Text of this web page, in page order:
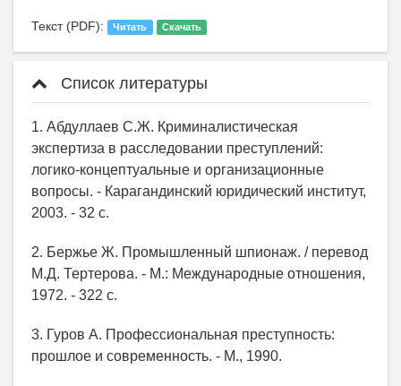
Текст (PDF): Читать Скачать
Список литературы
1. Абдуллаев С.Ж. Криминалистическая
экспертиза в расследовании преступлений:
логико-концептуальные и организационные
вопросы. - Карагандинский юридический институт,
2003. - 32 с.
2. Бержье Ж. Промышленный шпионаж. / перевод
М.Д. Тертерова. - М.: Международные отношения,
1972. - 322 с.
3. Гуров А. Профессиональная преступность:
прошлое и современность. - М., 1990.